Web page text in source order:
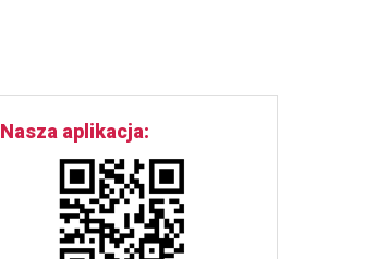
Nasza aplikacja